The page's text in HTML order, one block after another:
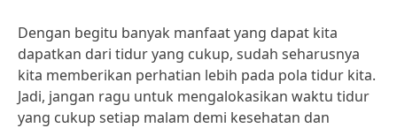
Dengan begitu banyak manfaat yang dapat kita
dapatkan dari tidur yang cukup, sudah seharusnya
kita memberikan perhatian lebih pada pola tidur kita.
Jadi, jangan ragu untuk mengalokasikan waktu tidur
yang cukup setiap malam demi kesehatan dan